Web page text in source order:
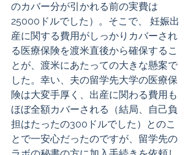
のカバー分が引かれる前の実費は
25000ドルでした）。そこで、 妊娠出
産に関する費用がしっかりカバーされ
る医療保険を渡米直後から確保するこ
とが、渡米にあたっての大きな懸案で
した。幸い、夫の留学先大学の医療保
険は大変手厚く、出産に関わる費用も
ほぼ全額カバーされる（結局、自己負
担はたったの300ドルでした）とのこ
とで一安心だったのですが、留学先の